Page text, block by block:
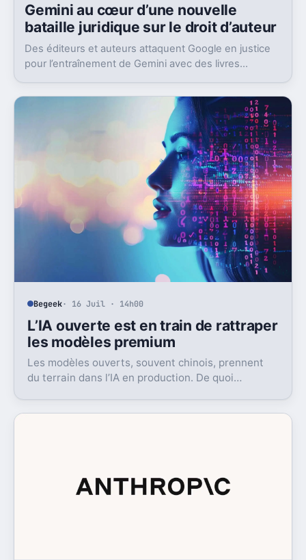
Gemini au cœur d’une nouvelle
bataille juridique sur le droit d’auteur
Des éditeurs et auteurs attaquent Google en justice
pour l’entraînement de Gemini avec des livres
Begeek· 16 Juil · 14h00
L’IA ouverte est en train de rattraper
les modèles premium
Les modèles ouverts, souvent chinois, prennent
du terrain dans l’IA en production. De quoi